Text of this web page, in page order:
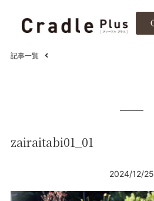
記事一覧
zairaitabi01_01
2024/12/25